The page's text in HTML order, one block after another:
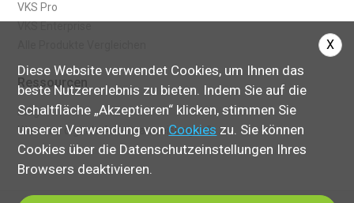
Diese Website verwendet Cookies, um Ihnen das
beste Nutzererlebnis zu bieten. Indem Sie auf die
Schaltfläche „Akzeptieren“ klicken, stimmen Sie
unserer Verwendung von Cookies zu. Sie können
Cookies über die Datenschutzeinstellungen Ihres
Browsers deaktivieren.
X
VKS Pro
Ressourcen
Blog
Was sind digitale Arbeitsanweisungen?